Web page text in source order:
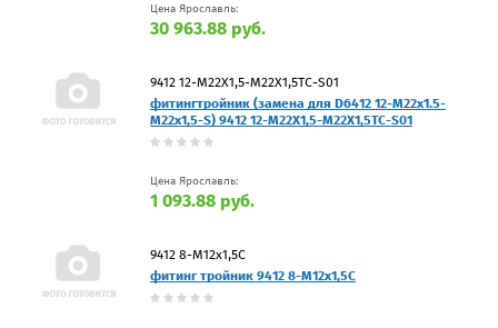
Цена Ярославль:
30 963.88 руб.
9412 12-M22X1,5-M22X1,5TC-S01
фитингтройник (замена для D6412 12-M22x1.5-
M22x1,5-S) 9412 12-M22X1,5-M22X1,5TC-S01
Цена Ярославль:
1 093.88 руб.
9412 8-M12x1,5C
фитинг тройник 9412 8-M12x1,5C